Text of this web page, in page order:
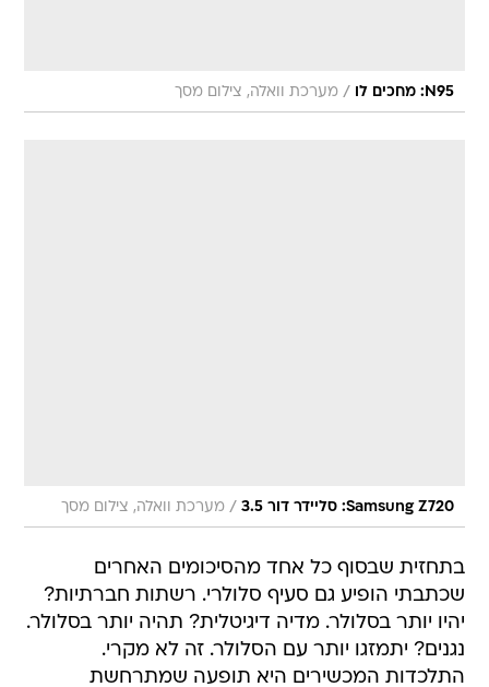
N95: מחכים לו / מערכת וואלה, צילום מסך
Samsung Z720: סליידר דור 3.5 / מערכת וואלה, צילום מסך
בתחזית שבסוף כל אחד מהסיכומים האחרים
שכתבתי הופיע גם סעיף סלולרי. רשתות חברתיות?
יהיו יותר בסלולר. מדיה דיגיטלית? תהיה יותר בסלולר.
נגנים? יתמזגו יותר עם הסלולר. זה לא מקרי.
התלכדות המכשירים היא תופעה שמתרחשת